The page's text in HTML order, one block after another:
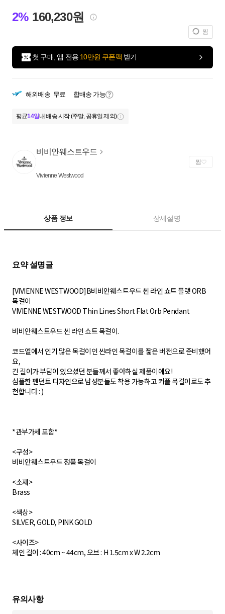
2% 160,230원
찜
첫 구매, 앱 전용 10만원 쿠폰팩 받기
해외배송 무료 합배송 가능
평균14일내 배송 시작 (주말, 공휴일 제외)
비비안웨스트우드
Vivienne Westwood
찜
상품 정보 상세설명
요약 설명글
[VIVIENNE WESTWOOD]B비비안웨스트우드 씬 라인 쇼트 플랫 ORB
목걸이
VIVIENNE WESTWOOD Thin Lines Short Flat Orb Pendant
비비안웨스트우드 씬 라인 쇼트 목걸이.
코드엘에서 인기 많은 목걸이인 씬라인 목걸이를 짧은 버전으로 준비했어
요,
긴 길이가 부담이 있으셨던 분들께서 좋아하실 제품이에요!
심플한 펜던트 디자인으로 남성분들도 착용 가능하고 커플 목걸이로도 추
천합니다 : )
*관부가세 포함*
<구성>
비비안웨스트우드 정품 목걸이
<소재>
Brass
<색상>
SILVER, GOLD, PINK GOLD
<사이즈>
체인 길이 : 40cm ~ 44cm, 오브 : H 1.5cm x W 2.2cm
유의사항